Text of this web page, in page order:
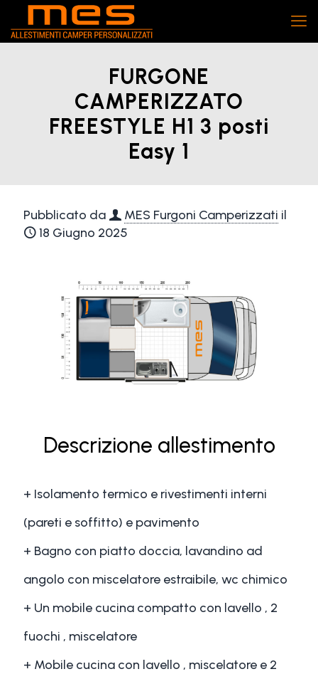
FURGONE
CAMPERIZZATO
FREESTYLE H1 3 posti
Easy 1
Pubblicato da MES Furgoni Camperizzati il
18 Giugno 2025
Descrizione allestimento
+ Isolamento termico e rivestimenti interni
(pareti e soffitto) e pavimento
+ Bagno con piatto doccia, lavandino ad
angolo con miscelatore estraibile, wc chimico
+ Un mobile cucina compatto con lavello , 2
fuochi , miscelatore
+ Mobile cucina con lavello , miscelatore e 2